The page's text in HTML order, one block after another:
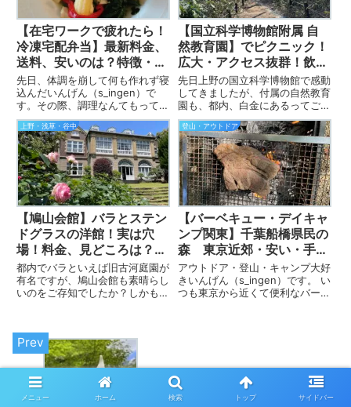
【在宅ワークで疲れたら！
冷凍宅配弁当】最新料金、
送料、安いのは？特徴・違
い・メリット・デメリット
は？感想・徹底比較9選！
先日、体調を崩して何も作れず寝
込んだいんげん（s_ingen）で
す。その際、調理なんてもっての
ほか、火も使えずお湯も沸かせ
ず、ウーバーすら頼めない。とい
う状態だったので、 レンジでチ
ンするだけの備蓄食料って大事。
と身に染みました。仕事が忙...
【国立科学博物館附属 自
然教育園】でピクニック！
広大・アクセス抜群！飲
食・見どころ・アクセス・
口コミ感想！
先日上野の国立科学博物館で感動
してきましたが、付属の自然教育
園も、都内、白金にあるってご存
知でした？ しかも広大なんで
す！ 自然豊かでびっくり！ お
花の名前を覚えたい・お弁当を持
って近場で出かけたい・遠くまで
いかずに自然散策をしたい・安く
ア...
上野・浅草・谷中
【鳩山会館】バラとステン
ドグラスの洋館！実は穴
場！料金、見どころは？飲
食、周辺ランチ情報丸わか
り！
都内でバラといえば旧古河庭園が
有名ですが、鳩山会館も素晴らし
いのをご存知でしたか？しかもス
見どころ、飲食、周辺ランチ情報
など、行く前に目を通しておいた
ほうがいい情報を、いつも通り
お...
登山・アウトドア
【バーベキュー・デイキャ
ンプ関東】千葉船橋県民の
森 東京近郊・安い・手ぶ
ら・持ち込みOK レビュ
ー！
アウトドア・登山・キャンプ大好
きいんげん（s_ingen）です。 い
つも東京から近くて便利なバーベ
【アンデルセン公園】絶品ソフトクリー
ム！ 牧場のあいす屋さん・カフェ②
メニュー ホーム 検索 トップ サイドバー